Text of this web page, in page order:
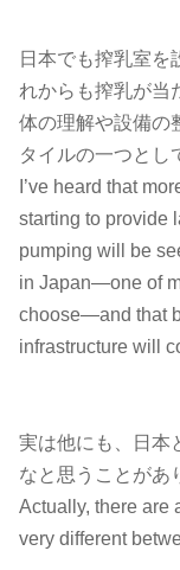
日本でも搾乳室を
れからも搾乳が当
体の理解や設備の
タイルの一つとし
I’ve heard that
starting to provide
pumping will be
in Japan—one of
choose—and that
infrastructure will
実は他にも、日本
なと思うことがあ
Actually, there are
very different